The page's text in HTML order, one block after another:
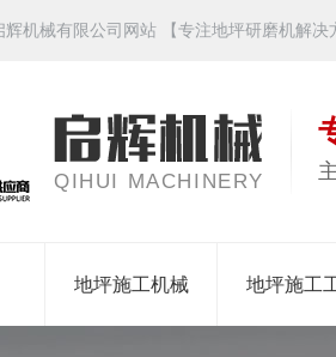
机械有限公司网站 【专注地坪研磨机解决
QIHUI MACHINERY
地坪施工机械 地坪施工